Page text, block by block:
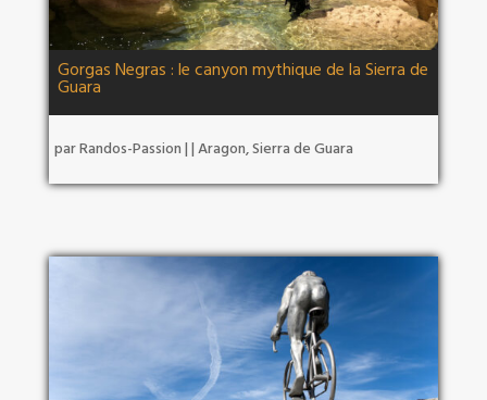
Gorgas Negras : le canyon mythique de la Sierra de
Guara
parRandos-Passion | | Aragon,Sierra de Guara